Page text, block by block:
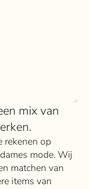
mix van
rekenen op
mode. Wij
matchen van
items van